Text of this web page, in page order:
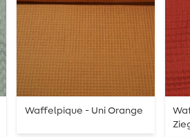
Waffelpique - Uni Orange